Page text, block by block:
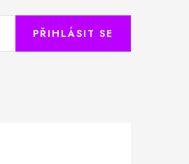
PŘIHLÁSIT SE